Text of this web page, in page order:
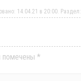
14.04.21 в 20:00. Раздел:
помечены *